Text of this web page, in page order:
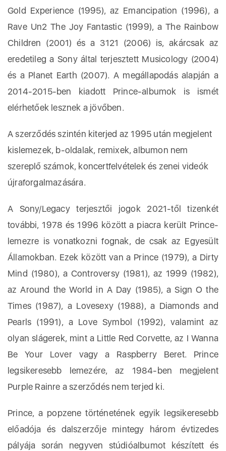
Gold Experience (1995), az Emancipation (1996), a
Rave Un2 The Joy Fantastic (1999), a The Rainbow
Children (2001) és a 3121 (2006) is, akárcsak az
eredetileg a Sony által terjesztett Musicology (2004)
és a Planet Earth (2007). A megállapodás alapján a
2014-2015-ben kiadott Prince-albumok is ismét
elérhetőek lesznek a jövőben.
A szerződés szintén kiterjed az 1995 után megjelent
kislemezek, b-oldalak, remixek, albumon nem
szereplő számok, koncertfelvételek és zenei videók
újraforgalmazására.
A Sony/Legacy terjesztői jogok 2021-től tizenkét
további, 1978 és 1996 között a piacra került Prince-
lemezre is vonatkozni fognak, de csak az Egyesült
Államokban. Ezek között van a Prince (1979), a Dirty
Mind (1980), a Controversy (1981), az 1999 (1982),
az Around the World in A Day (1985), a Sign O the
Times (1987), a Lovesexy (1988), a Diamonds and
Pearls (1991), a Love Symbol (1992), valamint az
olyan slágerek, mint a Little Red Corvette, az I Wanna
Be Your Lover vagy a Raspberry Beret. Prince
legsikeresebb lemezére, az 1984-ben megjelent
Purple Rainre a szerződés nem terjed ki.
Prince, a popzene történetének egyik legsikeresebb
előadója és dalszerzője mintegy három évtizedes
pályája során negyven stúdióalbumot készített és